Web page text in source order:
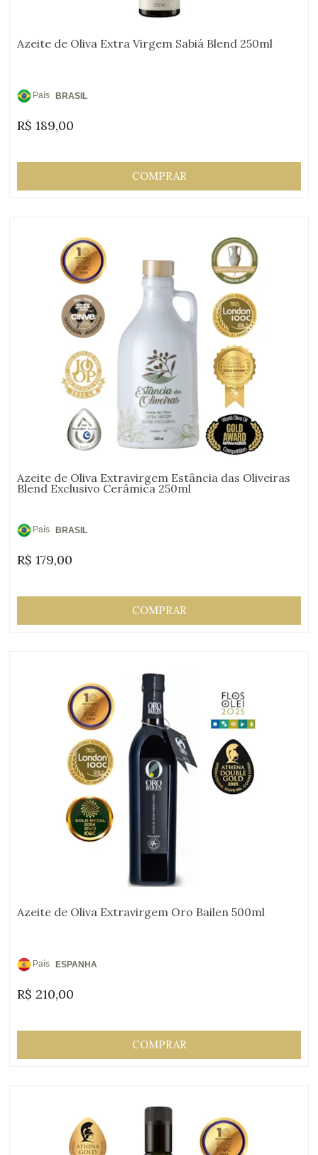
Azeite de Oliva Extra Virgem Sabiá Blend 250ml
País
Origem:
BRASIL
R$ 189,00
COMPRAR
Azeite de Oliva Extravirgem Estância das Oliveiras
Blend Exclusivo Cerâmica 250ml
País
Origem:
BRASIL
R$ 179,00
COMPRAR
Azeite de Oliva Extravirgem Oro Bailen 500ml
País
Origem:
ESPANHA
R$ 210,00
COMPRAR